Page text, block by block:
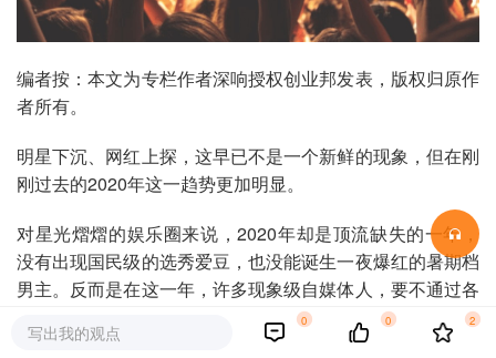
编者按：本文为专栏作者深响授权创业邦发表，版权归原作
者所有。
明星下沉、网红上探，这早已不是一个新鲜的现象，但在刚
刚过去的2020年这一趋势更加明显。
对星光熠熠的娱乐圈来说，2020年却是顶流缺失的一年，
没有出现国民级的选秀爱豆，也没能诞生一夜爆红的暑期档
男主。反而是在这一年，许多现象级自媒体人，要不通过各
大综艺“破圈”、要不以一则视频全网刷屏，积累起庞大的粉
丝规模。
写出我的观点
0 0 2